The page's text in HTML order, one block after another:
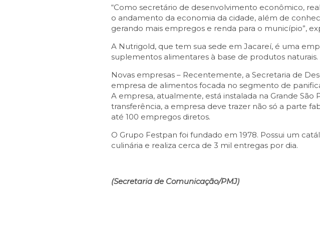
“Como secretário de desenvolvimento econômico,
o andamento da economia da cidade, além de
gerando mais empregos e renda para o município”,
A Nutrigold, que tem sua sede em Jacareí, é uma
suplementos alimentares à base de produtos naturais.
Novas empresas – Recentemente, a Secretaria de
empresa de alimentos focada no segmento de
A empresa, atualmente, está instalada na Grande São
transferência, a empresa deve trazer não só a parte
até 100 empregos diretos.
O Grupo Festpan foi fundado em 1978. Possui um
culinária e realiza cerca de 3 mil entregas por dia.
(Secretaria de Comunicação/PMJ)